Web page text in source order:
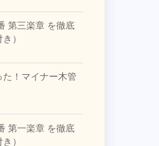
第三楽章 を徹底
）
た！マイナー木管
第一楽章 を徹底
）